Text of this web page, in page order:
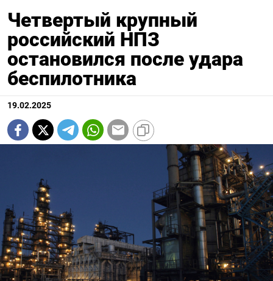
Четвертый крупный
российский НПЗ
остановился после удара
беспилотника
19.02.2025